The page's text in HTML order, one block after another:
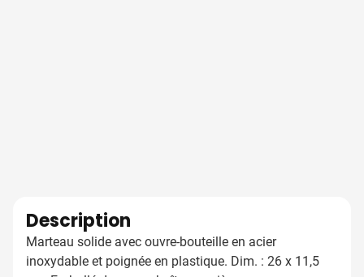
Description
Marteau solide avec ouvre-bouteille en acier
inoxydable et poignée en plastique. Dim. : 26 x 11,5